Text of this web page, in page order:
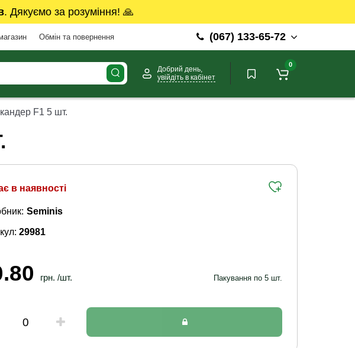
. Дякуємо за розуміння! 🙏
Обмін та повернення (067) 133-65-72
Добрий день,
увійдіть в кабінет
0
F1 5 шт.
в наявності
29981
Seminis
грн. /шт. Пакування по 5 шт.